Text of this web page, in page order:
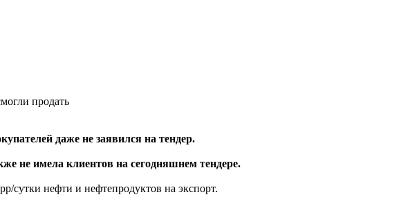
даже не заявился на тендер.
не имела клиентов на сегодняшнем тендере.
сутки нефти и нефтепродуктов на экспорт.